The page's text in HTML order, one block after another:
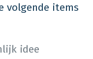
volgende items
idee